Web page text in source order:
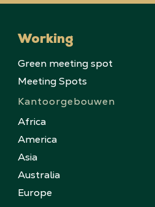
Working
Green meeting spot
Meeting Spots
Kantoorgebouwen
Africa
America
Asia
Australia
Europe